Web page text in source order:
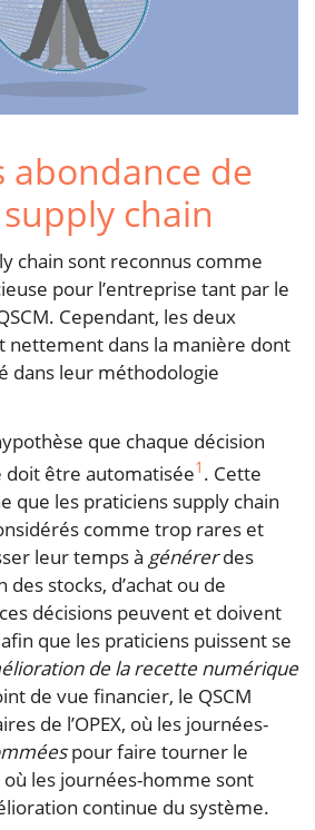
abondance de
chain
chain sont reconnus comme
pour l’entreprise tant par le
Cependant, les deux
nettement dans la manière dont
dans leur méthodologie
que chaque décision
doit être automatisée1 . Cette
que les praticiens supply chain
comme trop rares et
leur temps à générerdes
stocks, d’achat ou de
décisions peuvent et doivent
que les praticiens puissent se
de la recette numérique
de vue financier, le QSCM
de l’OPEX, où les journées-
pour faire tourner le
où les journées-homme sont
continue du système.